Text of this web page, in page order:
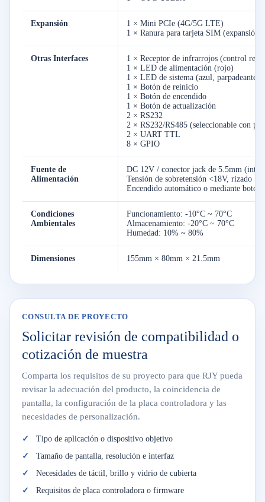
Expansión
1 × Mini PCIe (4G/5G LTE)
1 × Ranura para tarjeta SIM (expansión
Otras Interfaces
1 × Receptor de infrarrojos (control
1 × LED de alimentación (rojo)
1 × LED de sistema (azul, parpadeante)
1 × Botón de reinicio
1 × Botón de encendido
1 × Botón de actualización
2 × RS232
2 × RS232/RS485 (seleccionable con
2 × UART TTL
8 × GPIO
Fuente de
Alimentación
DC 12V / conector jack de 5.5mm
Tensión de sobretensión <18V, rizado
Encendido automático o mediante botón
Condiciones
Ambientales
Funcionamiento: -10°C ~ 70°C
Almacenamiento: -20°C ~ 70°C
Humedad: 10% ~ 80%
Dimensiones 155mm × 80mm × 21.5mm
CONSULTA DE PROYECTO
Solicitar revisión de compatibilidad o
cotización de muestra
Comparta los requisitos de su proyecto para que RJY pueda
revisar la adecuación del producto, la coincidencia de
pantalla, la configuración de la placa controladora y las
necesidades de personalización.
Tipo de aplicación o dispositivo objetivo
Tamaño de pantalla, resolución e interfaz
Necesidades de táctil, brillo y vidrio de cubierta
Requisitos de placa controladora o firmware